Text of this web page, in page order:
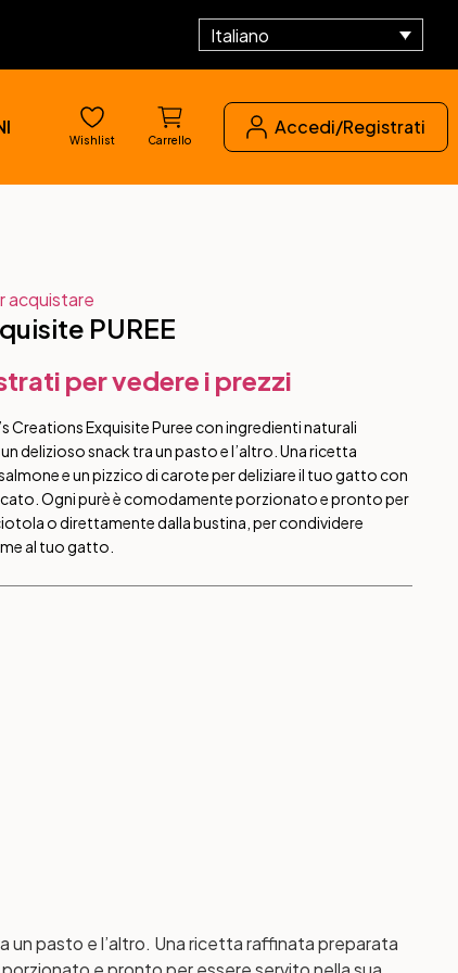
Italiano
Wishlist Carrello
Accedi/Registrati
acquistare
PUREE
per vedere i prezzi
Creations Exquisite Puree con ingredienti naturali
delizioso snack tra un pasto e l’altro. Una ricetta
e un pizzico di carote per deliziare il tuo gatto con
Ogni purè è comodamente porzionato e pronto per
o direttamente dalla bustina, per condividere
al tuo gatto.
un pasto e l’altro. Una ricetta raffinata preparata